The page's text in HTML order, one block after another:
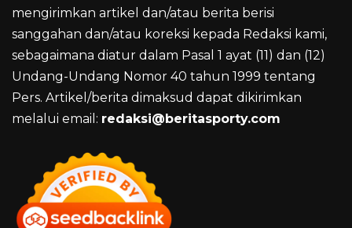
mengirimkan artikel dan/atau berita berisi
sanggahan dan/atau koreksi kepada Redaksi kami,
sebagaimana diatur dalam Pasal 1 ayat (11) dan (12)
Undang-Undang Nomor 40 tahun 1999 tentang
Pers. Artikel/berita dimaksud dapat dikirimkan
melalui email: redaksi@beritasporty.com